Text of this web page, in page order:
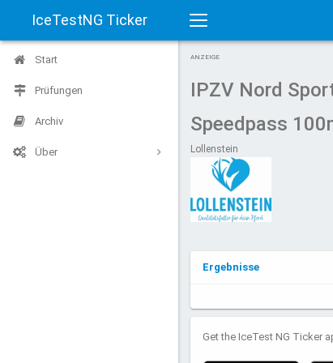
IceTestNG Ticker
Toggle
navigation
Start
Prüfungen
Archiv
Über
ANZEIGE
IPZV Nord
Speedpass
Lollenstein
Ergebnisse
Get the IceTest NG Ticker